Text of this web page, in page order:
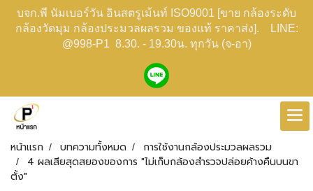
บจก.พี นัมเบอร์วัน อินสตรูเม้นท์ ISO9001 [ขาย กล้องระดับ
กล้องวัดมุม กล้องประมวลผลรวม ของแท้ ราคาส่ง]. LINE:
@998-P1 8.30. - 19.30น. ทุกวัน (จ-อา)
หน้าแรก บทความทั้งหมด
การใช้งานกล้องประมวลผลรวม
4 ผลเสียสุดสยองของการ "ไม่เก็บกล้องสำรวจปล่อยค้างคืนบนขา
ตั้ง"